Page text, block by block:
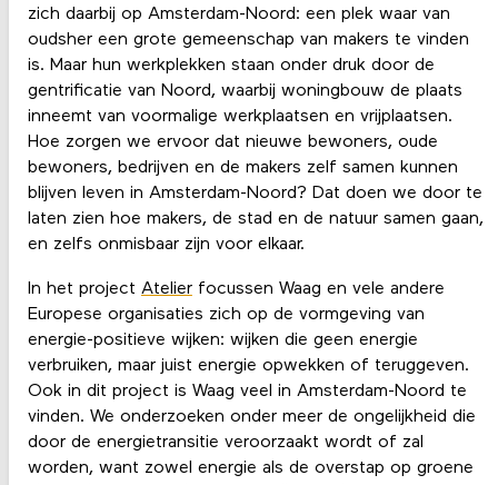
zich daarbij op Amsterdam-Noord: een plek waar van
oudsher een grote gemeenschap van makers te vinden
is. Maar hun werkplekken staan onder druk door de
gentrificatie van Noord, waarbij woningbouw de plaats
inneemt van voormalige werkplaatsen en vrijplaatsen.
Hoe zorgen we ervoor dat nieuwe bewoners, oude
bewoners, bedrijven en de makers zelf samen kunnen
blijven leven in Amsterdam-Noord? Dat doen we door te
laten zien hoe makers, de stad en de natuur samen gaan,
en zelfs onmisbaar zijn voor elkaar.
In het project Atelierfocussen Waag en vele andere
Europese organisaties zich op de vormgeving van
energie-positieve wijken: wijken die geen energie
verbruiken, maar juist energie opwekken of teruggeven.
Ook in dit project is Waag veel in Amsterdam-Noord te
vinden. We onderzoeken onder meer de ongelijkheid die
door de energietransitie veroorzaakt wordt of zal
worden, want zowel energie als de overstap op groene